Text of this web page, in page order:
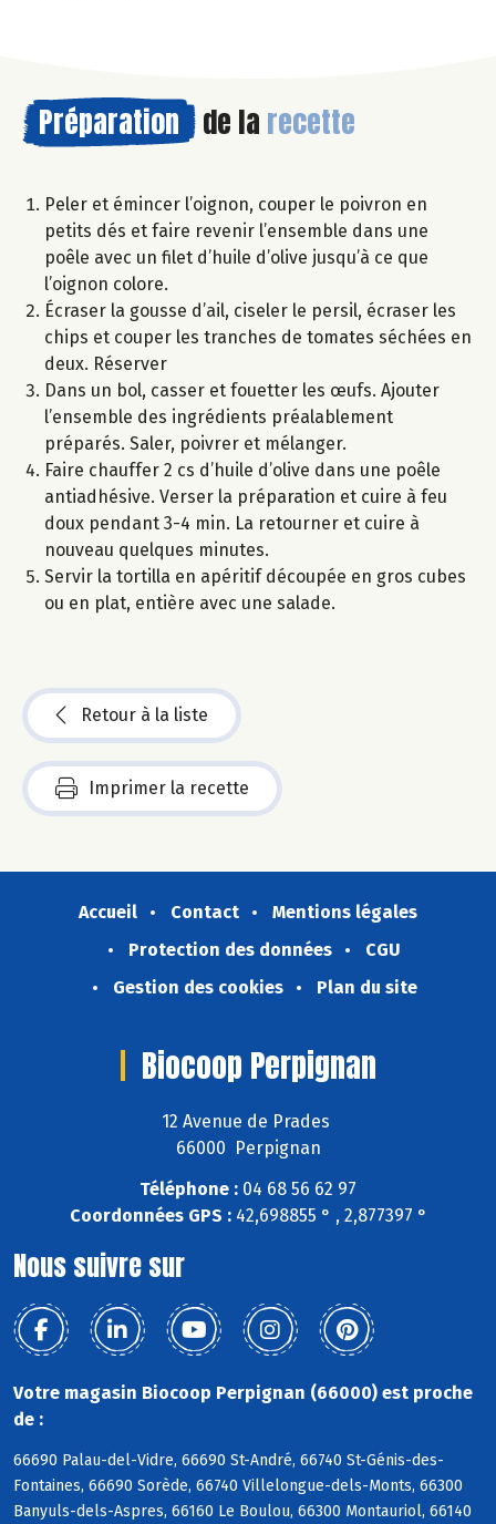
Préparation de la recette
Peler et émincer l’oignon, couper le poivron en
petits dés et faire revenir l’ensemble dans une
poêle avec un filet d’huile d’olive jusqu’à ce que
l’oignon colore.
Écraser la gousse d’ail, ciseler le persil, écraser les
chips et couper les tranches de tomates séchées en
deux. Réserver
Dans un bol, casser et fouetter les œufs. Ajouter
l’ensemble des ingrédients préalablement
préparés. Saler, poivrer et mélanger.
Faire chauffer 2 cs d’huile d’olive dans une poêle
antiadhésive. Verser la préparation et cuire à feu
doux pendant 3-4 min. La retourner et cuire à
nouveau quelques minutes.
Servir la tortilla en apéritif découpée en gros cubes
ou en plat, entière avec une salade.
Retour à la liste
Imprimer la recette
Accueil Contact
Mentions légales
Protection des données
CGU
Gestion des cookies
Plan du site
Biocoop Perpignan
12 Avenue de Prades
66000 Perpignan
Téléphone : 04 68 56 62 97
Coordonnées GPS :42,698855 ° , 2,877397 °
Nous suivre sur
Votre magasin Biocoop Perpignan (66000) est proche
de :
66690 Palau-del-Vidre, 66690 St-André, 66740 St-Génis-des-
Fontaines, 66690 Sorède, 66740 Villelongue-dels-Monts, 66300
Banyuls-dels-Aspres, 66160 Le Boulou, 66300 Montauriol, 66140